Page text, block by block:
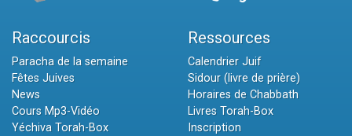
Raccourcis
Paracha de la semaine
Fêtes Juives
News
Cours Mp3-Vidéo
Yéchiva Torah-Box
Ressources
Calendrier Juif
Sidour (livre de prière)
Horaires de Chabbath
Livres Torah-Box
Inscription